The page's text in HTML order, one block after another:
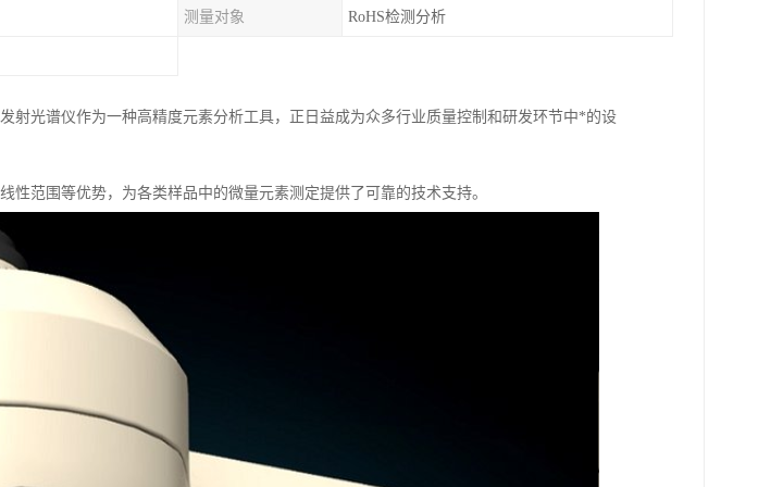
测量对象 RoHS检测分析
射光谱仪作为一种高精度元素分析工具，正日益成为众多行业质量控制和研发环节中*的设
性范围等优势，为各类样品中的微量元素测定提供了可靠的技术支持。